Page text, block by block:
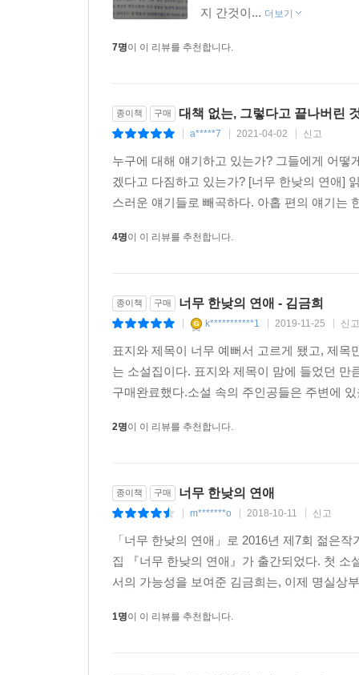
자신의 처우에 대해 논의하려 하지만 뜻대로 되
지 간것이... 더보기
7명이 이 리뷰를 추천합니다.
종이책 구매 대책 없는, 그렇다고 끝나버린
a*****7 2021-04-02 신고
누구에 대해 얘기하고 있는가? 그들에게 어
겠다고 다짐하고 있는가? [너무 한낮의 연애]
스러운 얘기들로 빼곡하다. 아홉 편의 얘기는
4명이 이 리뷰를 추천합니다.
종이책 구매 너무 한낮의 연애 - 김금희
k***********1 2019-11-25 신고
표지와 제목이 너무 예뻐서 고르게 됐고, 제
는 소설집이다. 표지와 제목이 맘에 들었던
구매완료했다.소설 속의 주인공들은 주변에
2명이 이 리뷰를 추천합니다.
종이책 구매 너무 한낮의 연애
m*******o 2018-10-11 신고
「너무 한낮의 연애」로 2016년 제7회 젊은
집 『너무 한낮의 연애』가 출간되었다. 첫
서의 가능성을 보여준 김금희는, 이제 명실상
1명이 이 리뷰를 추천합니다.